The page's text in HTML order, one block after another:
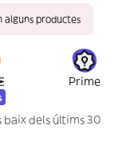
alguns productes
Prime
dels últims 30